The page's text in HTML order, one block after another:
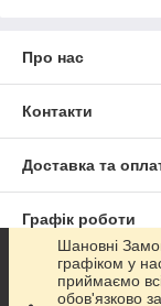
Про нас
Контакти
Доставка та
Графік роботи
Повна версія
Шановні
графіком у
приймаємо
обов'язково